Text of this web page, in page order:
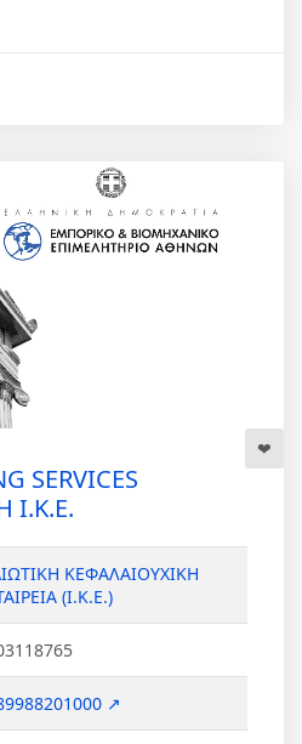
SERVICES
ΚΕΦΑΛΑΙΟΥΧΙΚΗ
(Ι.Κ.Ε.)
↗